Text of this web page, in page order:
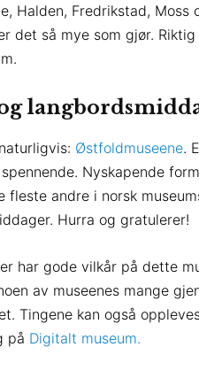
Halden, Fredrikstad,
det så mye som gjør.
Østfoldmuseene.
Nyskapende
fleste andre i norsk
Hurra og gratulerer!
har gode vilkår på dette
av museenes mange
Tingene kan også
på Digitalt museum.